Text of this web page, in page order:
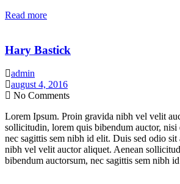
Read more
Hary Bastick
admin
august 4, 2016
No Comments
Lorem Ipsum. Proin gravida nibh vel velit
sollicitudin, lorem quis bibendum auctor, nisi
nec sagittis sem nibh id elit. Duis sed odio
nibh vel velit auctor aliquet. Aenean
bibendum auctorsum, nec sagittis sem nibh